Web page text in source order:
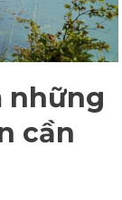
những
cần